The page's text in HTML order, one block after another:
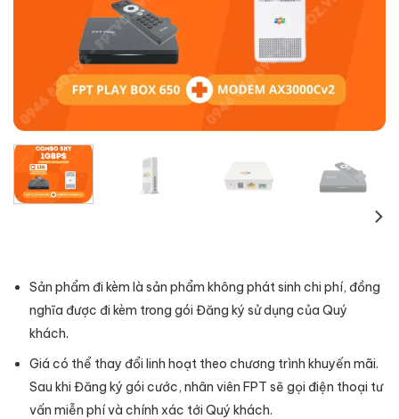
Sản phẩm đi kèm là sản phẩm không phát sinh chi phí, đồng
nghĩa được đi kèm trong gói Đăng ký sử dụng của Quý
khách.
Giá có thể thay đổi linh hoạt theo chương trình khuyến mãi.
Sau khi Đăng ký gói cước, nhân viên FPT sẽ gọi điện thoại tư
vấn miễn phí và chính xác tới Quý khách.